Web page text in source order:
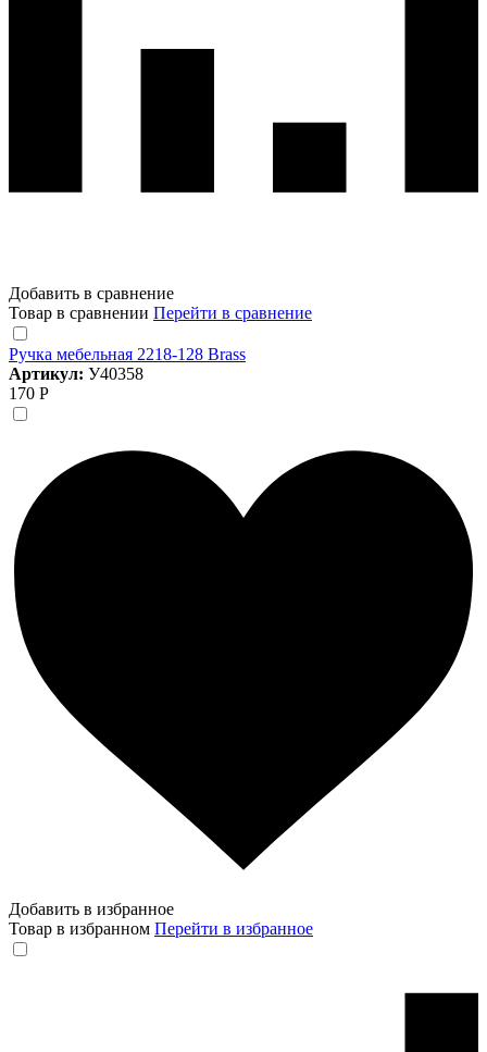
Добавить в сравнение
Товар в сравнении Перейти в сравнение
Ручка мебельная 2218-128 Brass
Артикул: У40358
170 Р
Добавить в избранное
Товар в избранном Перейти в избранное